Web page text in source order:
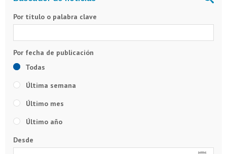
Por título o palabra clave
Todas
Última semana
Último mes
Último año
Desde